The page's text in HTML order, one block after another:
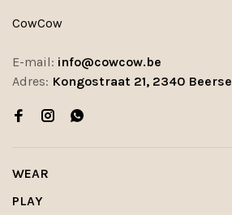
CowCow
E-mail: info@cowcow.be
Adres: Kongostraat 21, 2340 Beerse
WEAR
PLAY